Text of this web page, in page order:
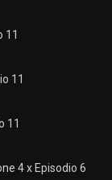
11
11
11
4 x Episodio 6